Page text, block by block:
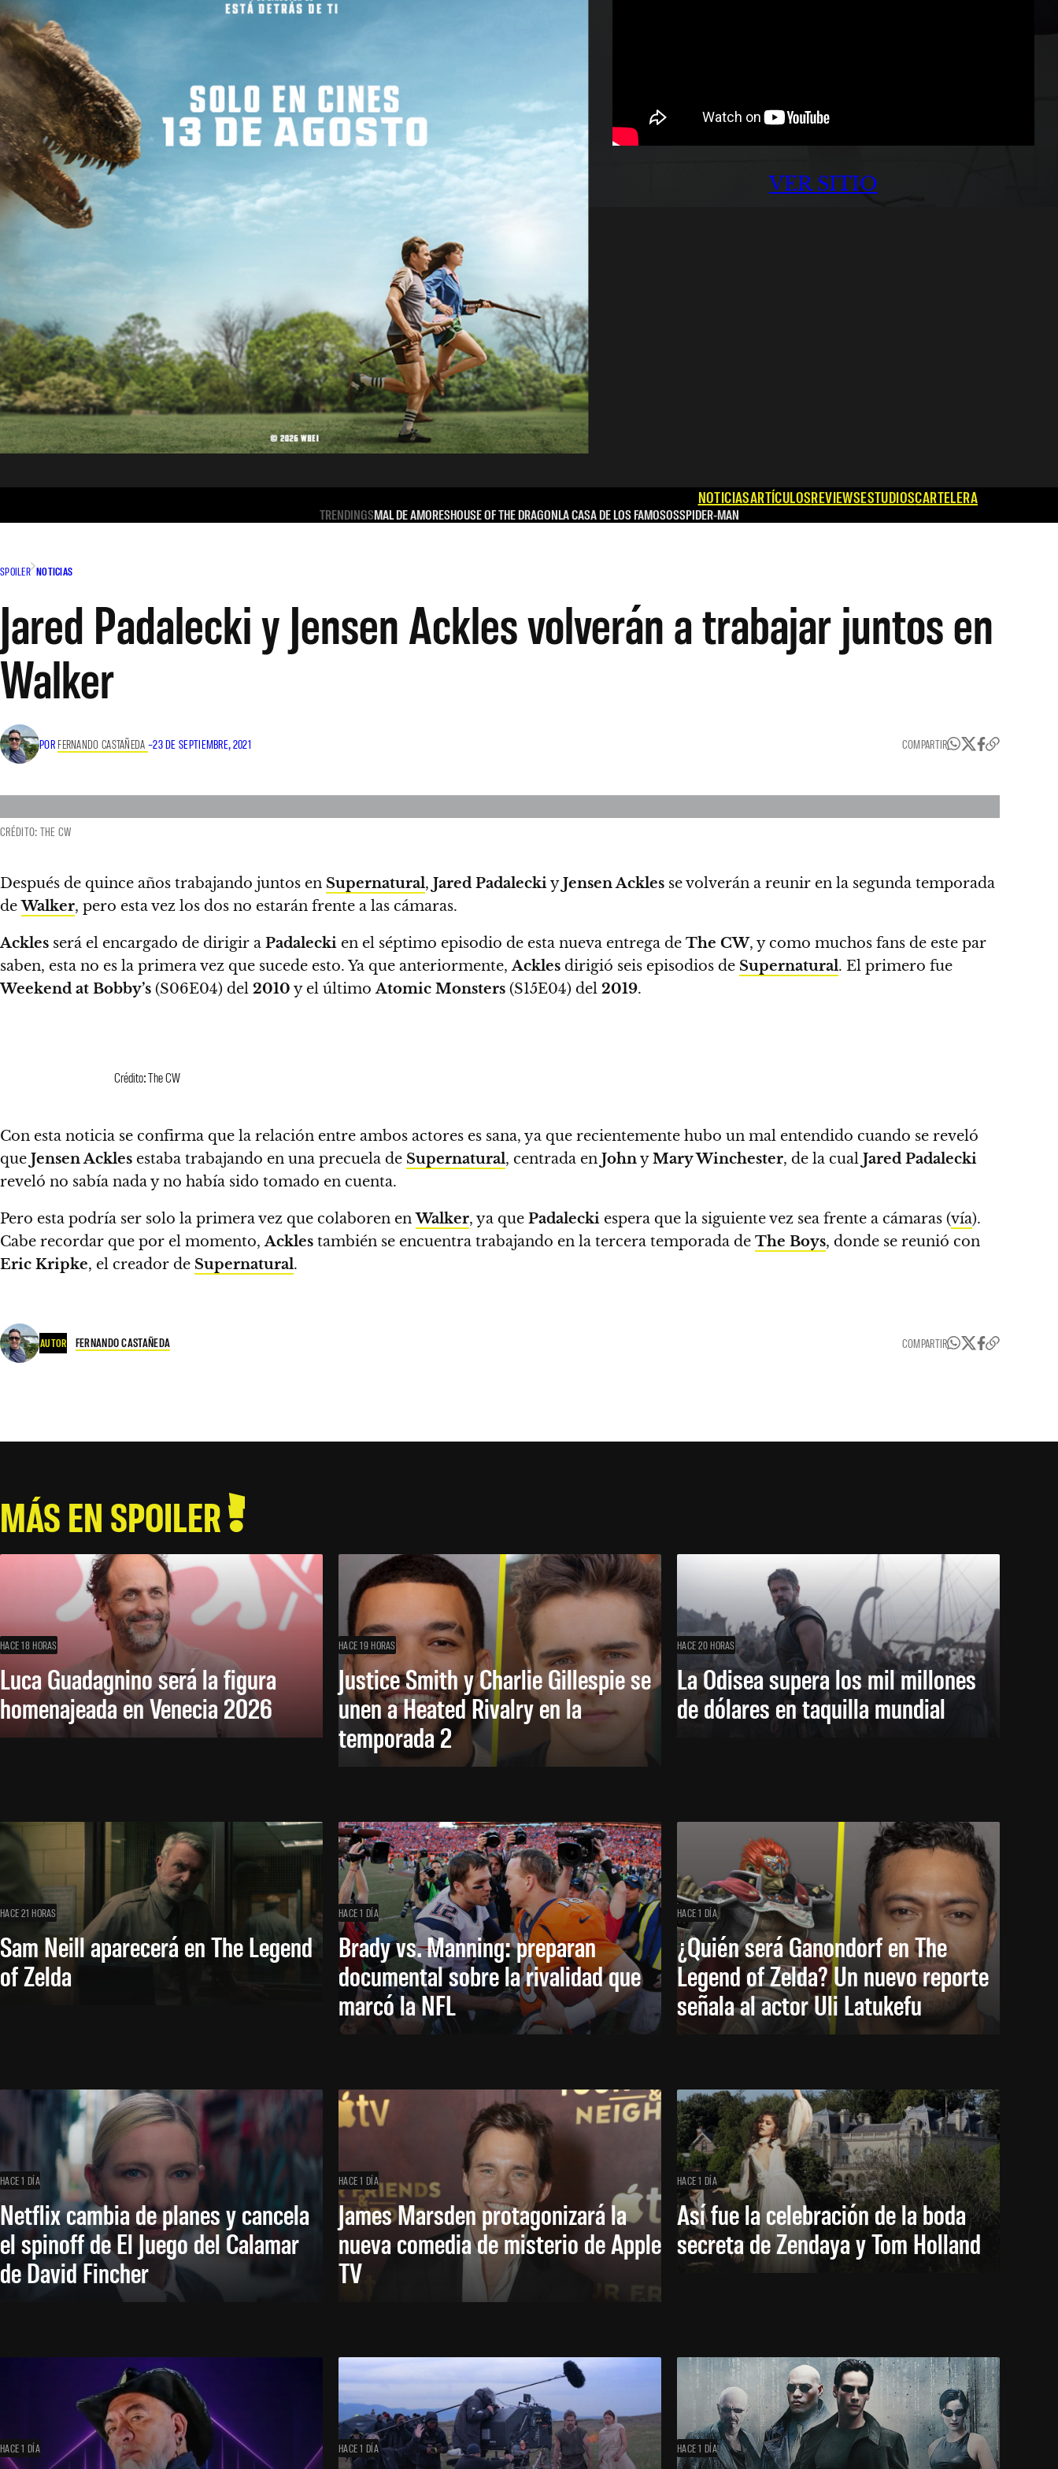
VER SITIO
NOTICIASARTÍCULOSREVIEWSESTUDIOSCARTELERA
TRENDINGSMAL DE AMORESHOUSE OF THE DRAGONLA CASA DE LOS FAMOSOSSPIDER-MAN
SPOILER NOTICIAS
Jared Padalecki y Jensen Ackles volverán a trabajar juntos en
Walker
POR FERNANDO CASTAÑEDA –23 DE SEPTIEMBRE, 2021 COMPARTIR
CRÉDITO: THE CW
Después de quince años trabajando juntos en Supernatural, Jared PadaleckiyJensen Ackles se volverán a reunir en la segunda temporada
deWalker, pero esta vez los dos no estarán frente a las cámaras.
Ackles será el encargado de dirigir a Padalecki en el séptimo episodio de esta nueva entrega de The CW, y como muchos fans de este par
saben, esta no es la primera vez que sucede esto. Ya que anteriormente,Ackles dirigió seis episodios de Supernatural. El primero fue
Weekend at Bobby’s (S06E04) del 2010 y el últimoAtomic Monsters (S15E04) del 2019.
Crédito: The CW
Con esta noticia se confirma que la relación entre ambos actores es sana, ya que recientemente hubo un mal entendido cuando se reveló
que Jensen Ackles estaba trabajando en una precuela de Supernatural, centrada en JohnyMary Winchester, de la cual Jared Padalecki
reveló no sabía nada y no había sido tomado en cuenta.
Pero esta podría ser solo la primera vez que colaboren enWalker, ya que Padalecki espera que la siguiente vez sea frente a cámaras (vía).
Cabe recordar que por el momento,Ackles también se encuentra trabajando en la tercera temporada de The Boys, donde se reunió con
Eric Kripke, el creador de Supernatural.
AUTOR FERNANDO CASTAÑEDA COMPARTIR
MÁS EN SPOILER
HACE 18 HORAS
Luca Guadagnino será la figura
homenajeada en Venecia 2026
HACE 19 HORAS
Justice Smith y Charlie Gillespie se
unen a Heated Rivalry en la
temporada 2
HACE 20 HORAS
La Odisea supera los mil millones
de dólares en taquilla mundial
HACE 21 HORAS
Sam Neill aparecerá en The Legend
of Zelda
HACE 1 DÍA
Brady vs. Manning: preparan
documental sobre la rivalidad que
marcó la NFL
HACE 1 DÍA
¿Quién será Ganondorf en The
Legend of Zelda? Un nuevo reporte
señala al actor Uli Latukefu
HACE 1 DÍA
Netflix cambia de planes y cancela
el spinoff de El Juego del Calamar
de David Fincher
HACE 1 DÍA
James Marsden protagonizará la
nueva comedia de misterio de Apple
TV
HACE 1 DÍA
Así fue la celebración de la boda
secreta de Zendaya y Tom Holland
HACE 1 DÍA HACE 1 DÍA HACE 1 DÍA